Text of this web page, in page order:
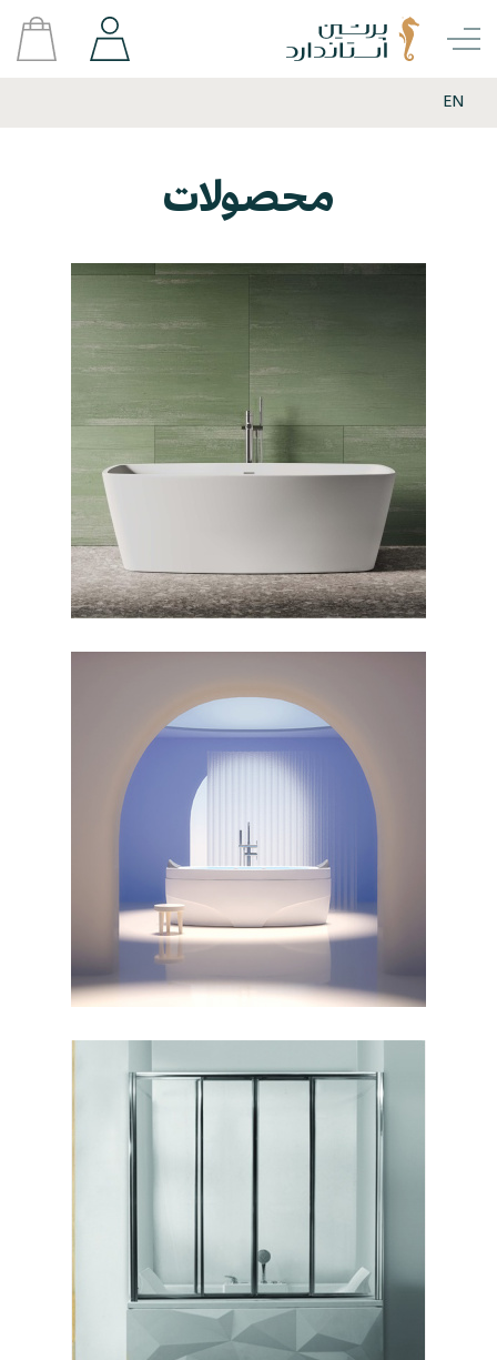
EN
محصولات